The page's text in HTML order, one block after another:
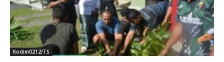
Kodim0212/TS